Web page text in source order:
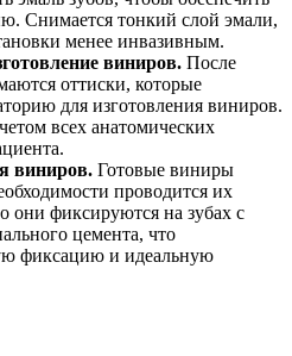
Снимается тонкий слой эмали,
менее инвазивным.
виниров. После
оттиски, которые
для изготовления виниров.
всех анатомических
виниров. Готовые виниры
проводится их
они фиксируются на зубах с
цемента, что
фиксацию и идеальную